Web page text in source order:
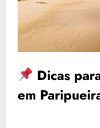
Dicas
em